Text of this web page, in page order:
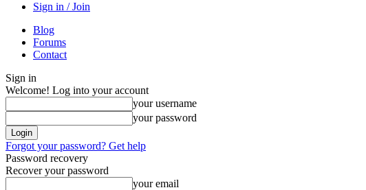
Sign in / Join
Blog
Forums
Contact
Sign in
Welcome! Log into your account
your username
your password
Forgot your password? Get help
Password recovery
Recover your password
your email